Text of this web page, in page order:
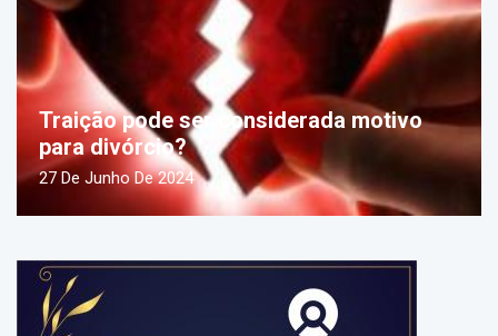
Traição pode ser considerada motivo
para divórcio?
27 De Junho De 2024